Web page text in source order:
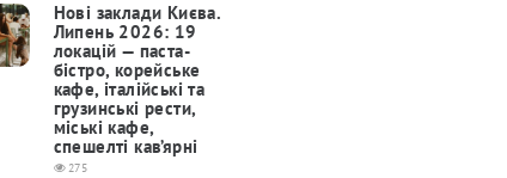
Нові заклади Києва.
Липень 2026: 19
локацій — паста-
бістро, корейське
кафе, італійські та
грузинські рести,
міські кафе,
спешелті кав’ярні
275